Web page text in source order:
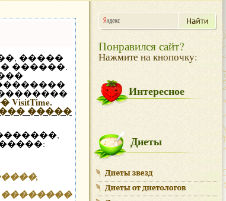
�����
������.
�����
Понравился сайт?
Нажмите на кнопочку:
Интересное
Диеты